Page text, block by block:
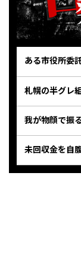
ある市役所委
札幌の半グレ
我が物顔で振
未回収金を自